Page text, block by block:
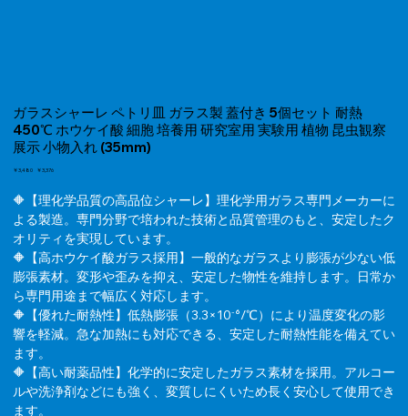
ガラスシャーレ ペトリ皿 ガラス製 蓋付き 5個セット 耐熱
450℃ ホウケイ酸 細胞 培養用 研究室用 実験用 植物 昆虫観察
展示 小物入れ (35mm)
元
価
￥3,480
セ
ル
価
格
￥3,376
🔶【理化学品質の高品位シャーレ】理化学用ガラス専門メーカーに
よる製造。専門分野で培われた技術と品質管理のもと、安定したク
オリティを実現しています。
🔶【高ホウケイ酸ガラス採用】一般的なガラスより膨張が少ない低
膨張素材。変形や歪みを抑え、安定した物性を維持します。日常か
ら専門用途まで幅広く対応します。
🔶【優れた耐熱性】低熱膨張（3.3×10⁻⁶/℃）により温度変化の影
響を軽減。急な加熱にも対応できる、安定した耐熱性能を備えてい
ます。
🔶【高い耐薬品性】化学的に安定したガラス素材を採用。アルコー
ルや洗浄剤などにも強く、変質しにくいため長く安心して使用でき
ます。